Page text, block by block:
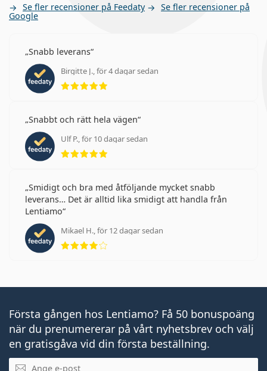
Se fler recensioner på Feedaty Se fler recensioner på
Google
Snabb leverans
Birgitte J., för 4 dagar sedan
Betyg 5 av 5
Snabbt och rätt hela vägen
Ulf P., för 10 dagar sedan
Betyg 5 av 5
Smidigt och bra med åtföljande mycket snabb
leverans… Det är alltid lika smidigt att handla från
Lentiamo
Mikael H., för 12 dagar sedan
Betyg 4 av 5
Första gången hos Lentiamo? Få 50 bonuspoäng
när du prenumererar på vårt nyhetsbrev och välj
en gratisgåva vid din första beställning.
Mejladress